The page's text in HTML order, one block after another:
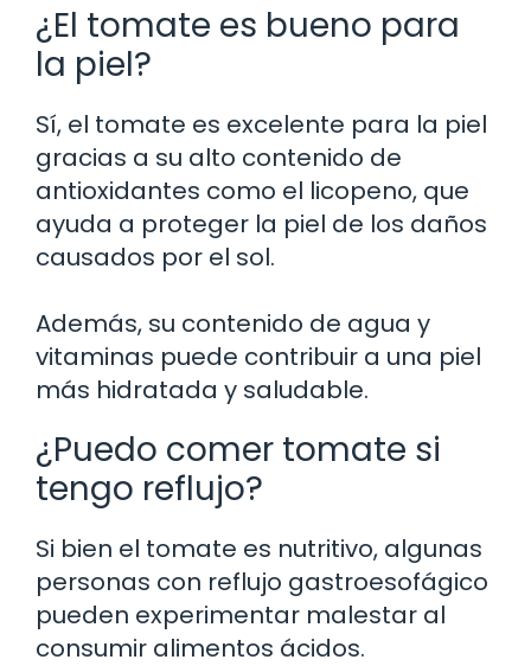
¿El tomate es bueno para
la piel?
Sí, el tomate es excelente para la piel
gracias a su alto contenido de
antioxidantes como el licopeno, que
ayuda a proteger la piel de los daños
causados por el sol.
Además, su contenido de agua y
vitaminas puede contribuir a una piel
más hidratada y saludable.
¿Puedo comer tomate si
tengo reflujo?
Si bien el tomate es nutritivo, algunas
personas con reflujo gastroesofágico
pueden experimentar malestar al
consumir alimentos ácidos.